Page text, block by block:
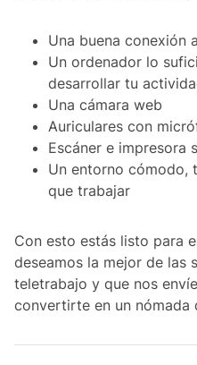
Una buena conexión
Un ordenador lo
desarrollar tu
Una cámara web
Auriculares con
Escáner e impresora
Un entorno cómodo,
que trabajar
Con esto estás listo para
deseamos la mejor de las
teletrabajo y que nos
convertirte en un nómada